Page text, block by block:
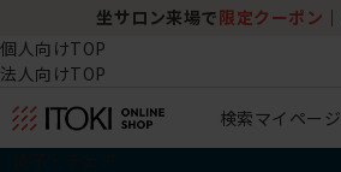
坐サロン来場で 限定クーポン
個人向けTOP
法人向けTOP
検索マイページ